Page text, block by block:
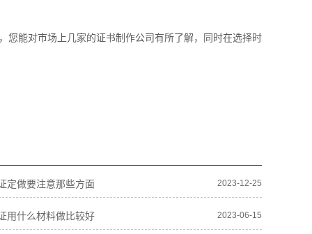
您能对市场上几家的证书制作公司有所了解，同时在选择时
定做要注意那些方面 2023-12-25
用什么材料做比较好 2023-06-15